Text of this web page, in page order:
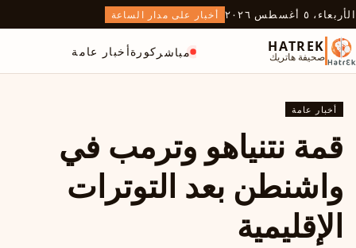
الأربعاء، ٥ أغسطس ٢٠٢٦ أخبار على مدار الساعة
HATREK
صحيفة هاتريك مباشر كورةأخبار عامة
أخبار عامة
قمة نتنياهو وترمب في
واشنطن بعد التوترات
الإقليمية